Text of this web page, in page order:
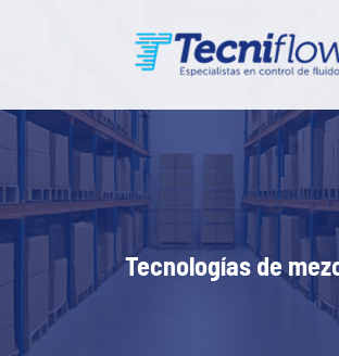
Tecnologías de